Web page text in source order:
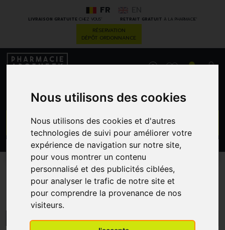
Nous utilisons des cookies
Nous utilisons des cookies et d'autres
technologies de suivi pour améliorer votre
expérience de navigation sur notre site,
pour vous montrer un contenu
personnalisé et des publicités ciblées,
pour analyser le trafic de notre site et
pour comprendre la provenance de nos
visiteurs.
LIVRAISON GRATUITECHEZ VOUS* RETRAIT GRATUIT À LA PHARMACIE *
FR
RÉSERVATION
DÉPÔT ORDONNANCE
CATÉGORIES PROMOS
Elmex
MENU/FILTRES